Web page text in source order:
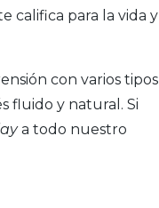
califica para la vida y
con varios tipos
fluido y natural. Si
a todo nuestro